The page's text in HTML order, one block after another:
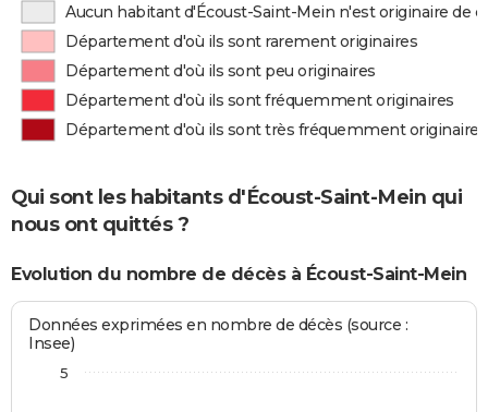
Aucun habitant d'Écoust-Saint-Mein n'est originaire de
Département d'où ils sont rarement originaires
Département d'où ils sont peu originaires
Département d'où ils sont fréquemment originaires
Département d'où ils sont très fréquemment originaires
Qui sont les habitants d'Écoust-Saint-Mein qui
nous ont quittés ?
Evolution du nombre de décès à Écoust-Saint-Mein
Données exprimées en nombre de décès (source :
Insee)
5